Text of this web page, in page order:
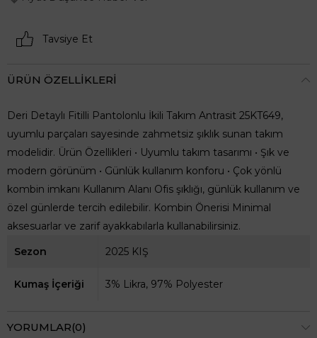
Tavsiye Et
ÜRÜN ÖZELLIKLERI
Deri Detaylı Fitilli Pantolonlu İkili Takım Antrasit 25KT649,
uyumlu parçaları sayesinde zahmetsiz şıklık sunan takım
modelidir. Ürün Özellikleri • Uyumlu takım tasarımı • Şık ve
modern görünüm • Günlük kullanım konforu • Çok yönlü
kombin imkanı Kullanım Alanı Ofis şıklığı, günlük kullanım ve
özel günlerde tercih edilebilir. Kombin Önerisi Minimal
aksesuarlar ve zarif ayakkabılarla kullanabilirsiniz.
Sezon
2025 KIŞ
Kumaş İçeriği 3% Likra, 97% Polyester
YORUMLAR(0)